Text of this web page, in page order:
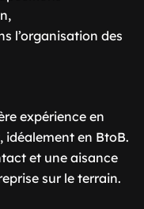
l’organisation des
expérience en
en BtoB.
et une aisance
sur le terrain.